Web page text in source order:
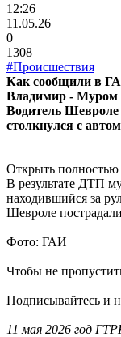
12:26
11.05.26
0
1308
#Происшествия
Как сообщили в
Владимир - Муром
Водитель Шевроле
столкнулся с
Открыть полностью
В результате ДТП
находившийся за
Шевроле
Фото: ГАИ
Чтобы не
Подписывайтесь и
11 мая 2026 год